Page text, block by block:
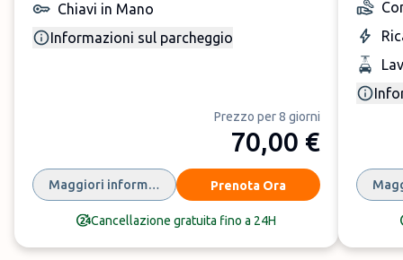
settimana)
Napoli Aeroporto è
un parcheggio con servizio navetta
distante solo 10 minuti dallo scalo
partenopeo di Capodichino. Gli orari
di apertura vanno dalle 05:00 alle
00:00, sono presenti alcuni extra come la sala d'attesa, la
toilette per i viaggiatori, il lavaggio auto e l'assistenza
Chiavi in Mano
Informazioni sul parcheggio
Prezzo per 8 giorni
70,00 €
Maggiori informazioni Prenota Ora
Cancellazione gratuita fino a 24H